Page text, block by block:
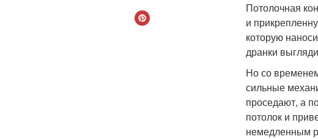
Потолочная
и
которую
дранки
Но со
сильные
проседают, а
потолок и
немедленным